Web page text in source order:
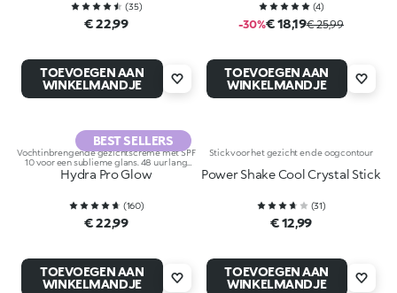
(35)
€ 22,99
TOEVOEGEN AAN
WINKELMANDJE
(4)
-30%€ 18,19€ 25,99
TOEVOEGEN AAN
WINKELMANDJE
BEST SELLERS
Vochtinbrengende gezichtscrème met SPF
10 voor een sublieme glans. 48 uur lang
hydratatie en bescherming.
Hydra Pro Glow
(160)
€ 22,99
TOEVOEGEN AAN
WINKELMANDJE
Stick voor het gezicht en de oogcontour
Power Shake Cool Crystal Stick
(31)
€ 12,99
TOEVOEGEN AAN
WINKELMANDJE